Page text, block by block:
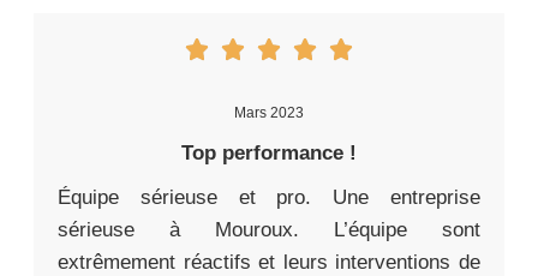
Mars 2023
Top performance !
Équipe sérieuse et pro. Une entreprise
sérieuse à Mouroux. L’équipe sont
extrêmement réactifs et leurs interventions de